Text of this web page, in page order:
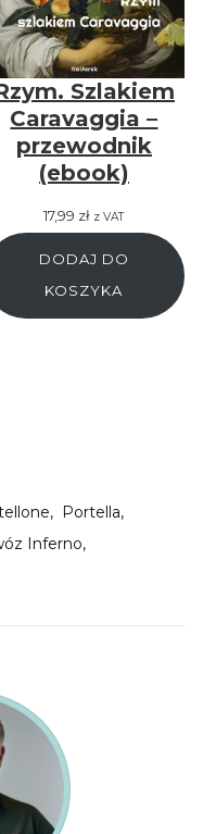
Szlakiem
Caravaggia –
przewodnik
(ebook)
17,99 zł z VAT
DODAJ DO
KOSZYKA
Portella
Inferno